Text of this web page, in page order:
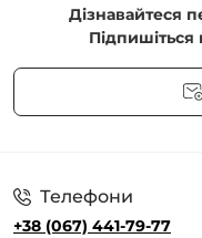
Дізнавайтеся
Телефони
+38 (067) 441-79-77